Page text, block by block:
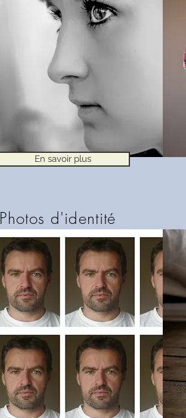
En savoir plus
Photos d'identité